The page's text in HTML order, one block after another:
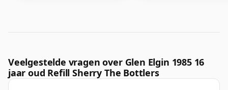
Veelgestelde vragen over Glen Elgin 1985 16
jaar oud Refill Sherry The Bottlers